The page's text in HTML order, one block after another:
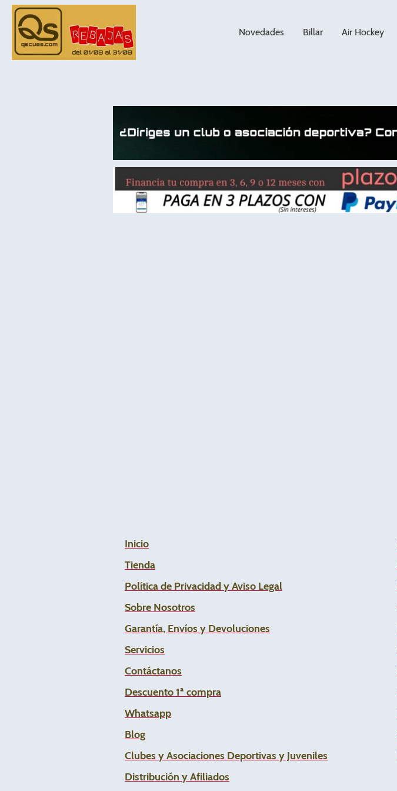
Novedades Billar Air Hockey
Inicio
Tienda
Política de Privacidad y Aviso Legal
Sobre Nosotros
Garantía, Envíos y Devoluciones
Servicios
Contáctanos
Descuento 1ª compra
Whatsapp
Blog
Clubes y Asociaciones Deportivas y Juveniles
Distribución y Afiliados